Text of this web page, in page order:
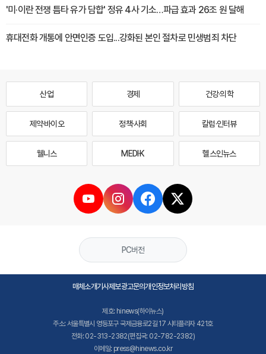
'미·이란 전쟁 틈타 유가 담합' 정유 4사 기소…파급 효과 26조 원 달해
휴대전화 개통에 안면인증 도입...강화된 본인 절차로 민생범죄 차단
산업 경제 건강·의학
제약·바이오 정책·사회 칼럼·인터뷰
웰니스 MEDI·K 헬스인뉴스
PC버전
매체소개기사제보광고문의개인정보처리방침
제호: hinews(하이뉴스)
주소: 서울특별시 영등포구 국제금융로2길 17 시티플라자 421호
전화: 02-313-2382(편집국: 02-782-2382)
이메일: press@hinews.co.kr